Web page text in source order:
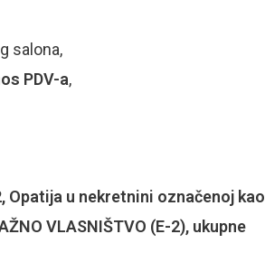
salona,
PDV-a,
u nekretnini označenoj kao
VLASNIŠTVO (E-2), ukupne